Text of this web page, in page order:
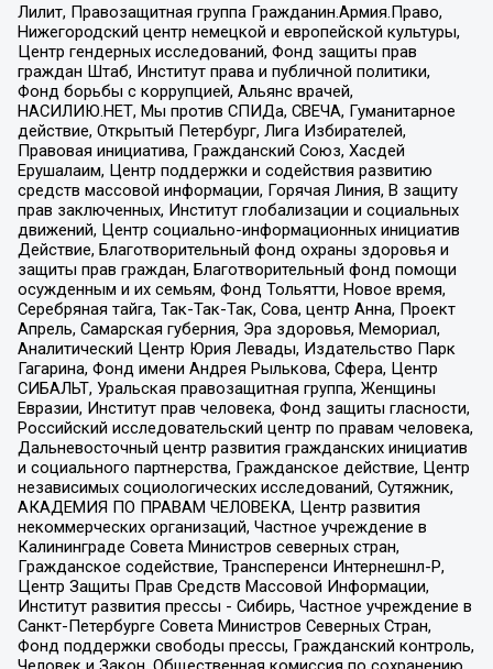
Лилит, Правозащитная группа Гражданин.Армия.Право,
Нижегородский центр немецкой и европейской культуры,
Центр гендерных исследований, Фонд защиты прав
граждан Штаб, Институт права и публичной политики,
Фонд борьбы с коррупцией, Альянс врачей,
НАСИЛИЮ.НЕТ, Мы против СПИДа, СВЕЧА, Гуманитарное
действие, Открытый Петербург, Лига Избирателей,
Правовая инициатива, Гражданский Союз, Хасдей
Ерушалаим, Центр поддержки и содействия развитию
средств массовой информации, Горячая Линия, В защиту
прав заключенных, Институт глобализации и социальных
движений, Центр социально-информационных инициатив
Действие, Благотворительный фонд охраны здоровья и
защиты прав граждан, Благотворительный фонд помощи
осужденным и их семьям, Фонд Тольятти, Новое время,
Серебряная тайга, Так-Так-Так, Сова, центр Анна, Проект
Апрель, Самарская губерния, Эра здоровья, Мемориал,
Аналитический Центр Юрия Левады, Издательство Парк
Гагарина, Фонд имени Андрея Рылькова, Сфера, Центр
СИБАЛЬТ, Уральская правозащитная группа, Женщины
Евразии, Институт прав человека, Фонд защиты гласности,
Российский исследовательский центр по правам человека,
Дальневосточный центр развития гражданских инициатив
и социального партнерства, Гражданское действие, Центр
независимых социологических исследований, Сутяжник,
АКАДЕМИЯ ПО ПРАВАМ ЧЕЛОВЕКА, Центр развития
некоммерческих организаций, Частное учреждение в
Калининграде Совета Министров северных стран,
Гражданское содействие, Трансперенси Интернешнл-Р,
Центр Защиты Прав Средств Массовой Информации,
Институт развития прессы - Сибирь, Частное учреждение в
Санкт-Петербурге Совета Министров Северных Стран,
Фонд поддержки свободы прессы, Гражданский контроль,